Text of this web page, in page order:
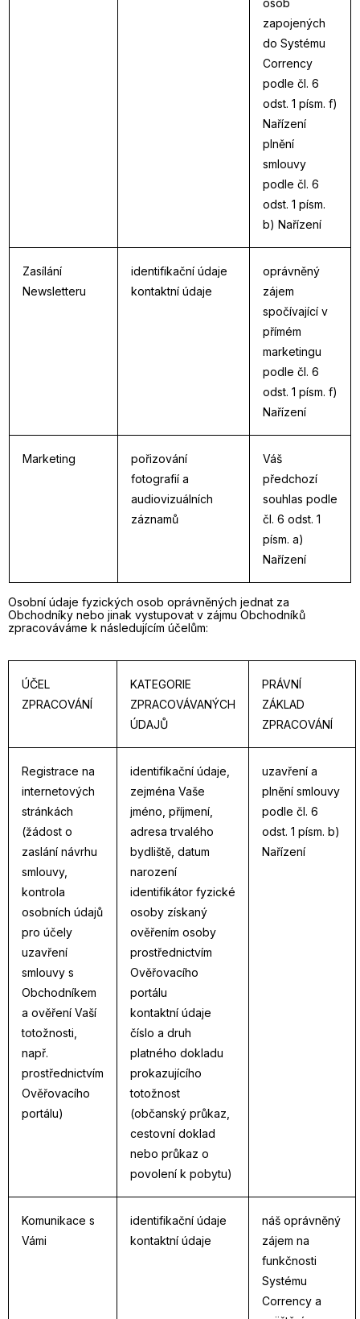
osob
zapojených
do Systému
Corrency
podle čl. 6
odst. 1 písm. f)
Nařízení
plnění
smlouvy
podle čl. 6
odst. 1 písm.
b) Nařízení
Zasílání
Newsletteru
identifikační údaje
kontaktní údaje
oprávněný
zájem
spočívající v
přímém
marketingu
podle čl. 6
odst. 1 písm. f)
Nařízení
Marketing
pořizování
fotografií a
audiovizuálních
záznamů
Váš
předchozí
souhlas podle
čl. 6 odst. 1
písm. a)
Nařízení
Osobní údaje fyzických osob oprávněných jednat za
Obchodníky nebo jinak vystupovat v zájmu Obchodníků
zpracováváme k následujícím účelům:
ÚČEL
ZPRACOVÁNÍ
KATEGORIE
ZPRACOVÁVANÝCH
ÚDAJŮ
PRÁVNÍ
ZÁKLAD
ZPRACOVÁNÍ
Registrace na
internetových
stránkách
(žádost o
zaslání návrhu
smlouvy,
kontrola
osobních údajů
pro účely
uzavření
smlouvy s
Obchodníkem
a ověření Vaší
totožnosti,
např.
prostřednictvím
Ověřovacího
portálu)
identifikační údaje,
zejména Vaše
jméno, příjmení,
adresa trvalého
bydliště, datum
narození
identifikátor fyzické
osoby získaný
ověřením osoby
prostřednictvím
Ověřovacího
portálu
kontaktní údaje
číslo a druh
platného dokladu
prokazujícího
totožnost
(občanský průkaz,
cestovní doklad
nebo průkaz o
povolení k pobytu)
uzavření a
plnění smlouvy
podle čl. 6
odst. 1 písm. b)
Nařízení
Komunikace s
Vámi
identifikační údaje
kontaktní údaje
náš oprávněný
zájem na
funkčnosti
Systému
Corrency a